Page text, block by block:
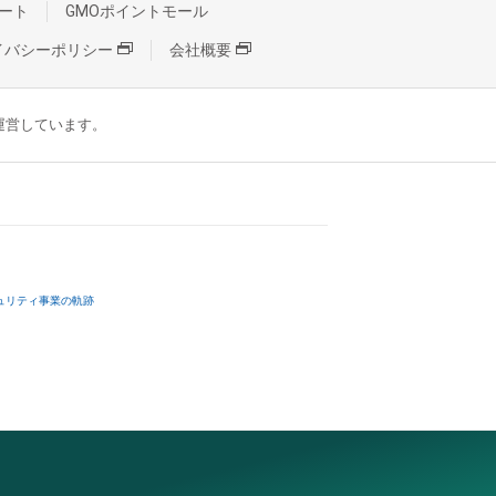
ト GMOポイントモール
バシーポリシー 会社概要
しています。
リティ事業の軌跡